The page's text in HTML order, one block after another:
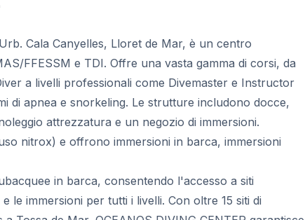
Cala Canyelles, Lloret de Mar, è un centro
FFESSM e TDI. Offre una vasta gamma di corsi, da
a livelli professionali come Divemaster e Instructor
di apnea e snorkeling. Le strutture includono docce,
attrezzatura e un negozio di immersioni.
nitrox) e offrono immersioni in barca, immersioni
in barca, consentendo l'accesso a siti
le immersioni per tutti i livelli. Con oltre 15 siti di